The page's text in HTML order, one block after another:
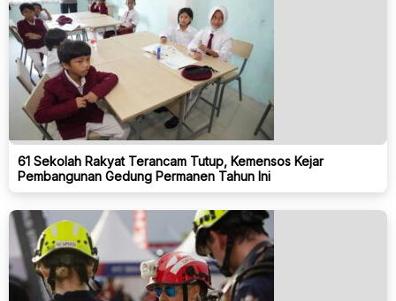
61 Sekolah Rakyat Terancam Tutup, Kemensos Kejar
Pembangunan Gedung Permanen Tahun Ini